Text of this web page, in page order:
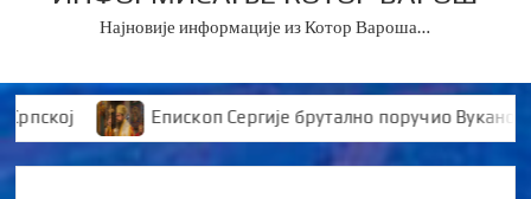
Најновије информације из Котор Вароша…
Епископ Сергије брутално поручио